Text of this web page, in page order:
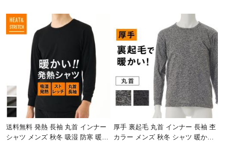
送料無料 発熱 長袖 丸首 インナー
シャツ メンズ 秋冬 吸湿 防寒 暖か
厚手 裏起毛 丸首 インナー 長袖 杢
カラー メンズ 秋冬 シャツ 暖かい